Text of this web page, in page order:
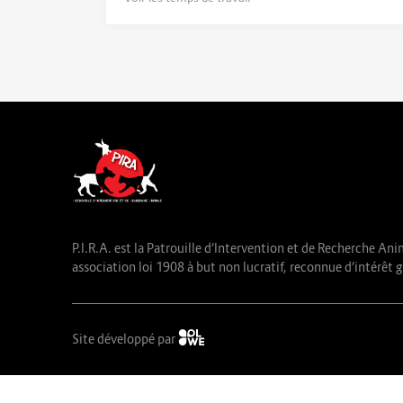
P.I.R.A. est la Patrouille d’Intervention et de Recherche
association loi 1908 à but non lucratif, reconnue d’intérêt
Site développé par